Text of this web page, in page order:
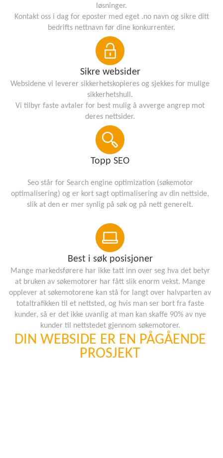
løsninger.
Kontakt oss i dag for eposter med eget .no navn og sikre ditt
bedrifts nettnavn før dine konkurrenter.
Sikre websider
Websidene vi leverer sikkerhetskopieres og sjekkes for mulige
sikkerhetshull.
Vi tilbyr faste avtaler for best mulig å avverge angrep mot
deres nettsider.
Topp SEO
Seo står for Search engine optimization (søkemotor
optimalisering) og er kort sagt optimalisering av din nettside,
slik at den er mer synlig på søk og på nett generelt.
Best i søk posisjoner
Mange markedsførere har ikke tatt inn over seg hva det betyr
at bruken av søkemotorer har fått slik enorm vekst. Mange
opplever at søkemotorene kan stå for langt over halvparten av
totaltrafikken til et nettsted, og hvis man ser bort fra faste
kunder, så er det ikke uvanlig at man kan skaffe 90% av nye
kunder til nettstedet gjennom søkemotorer.
DIN WEBSIDE ER EN PÅGÅENDE
PROSJEKT